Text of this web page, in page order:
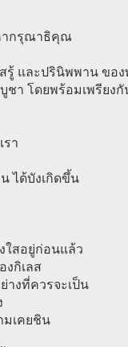
ากรุณาธิคุณ
รู้ และปรินิพพาน ขอ
ชา โดยพร้อมเพรียงกั
รา
ได้บังเกิดขึ้น
ใสอยู่ก่อนแล้ว
งกิเลส
างที่ควรจะเป็น
มเคยชิน